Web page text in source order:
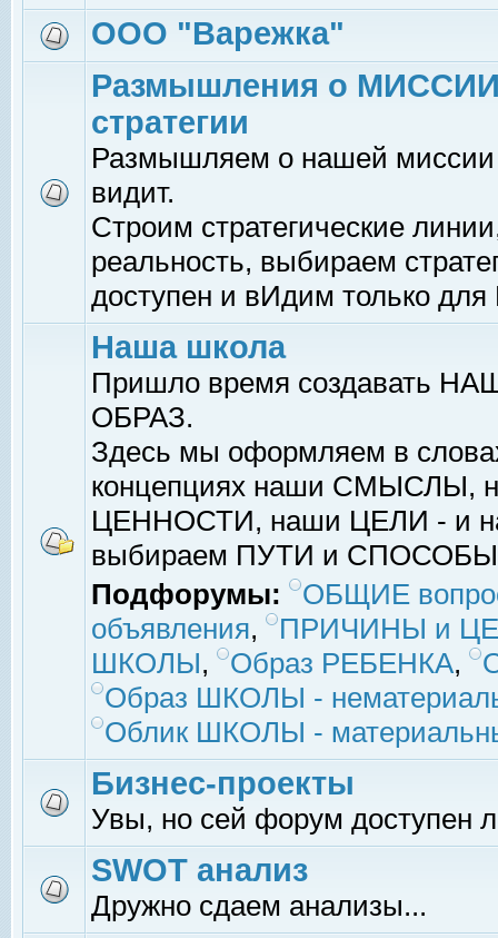
ООО "Варежка"
Размышления о
стратегии
Размышляем о нашей миссии
видит.
Строим стратегические
реальность, выбираем
доступен и вИдим только
Наша школа
Пришло время создавать
ОБРАЗ.
Здесь мы оформляем в
концепциях наши СМЫСЛЫ,
ЦЕННОСТИ, наши ЦЕЛИ - и
выбираем ПУТИ и
Подфорумы:
ОБЩИЕ
объявления,
ПРИЧИНЫ и
ШКОЛЫ, Образ РЕБЕНКА,
Образ ШКОЛЫ -
Облик ШКОЛЫ -
Бизнес-проекты
Увы, но сей форум доступен
SWOT анализ
Дружно сдаем анализы...